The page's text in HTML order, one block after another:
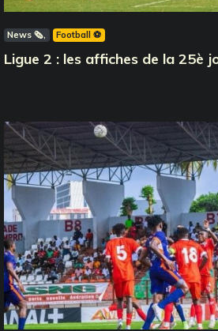
News 🗞️ Football ⚽️
Ligue 2 : les affiches de la 25è